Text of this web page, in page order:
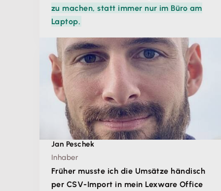
zu machen, statt immer nur im Büro am
Laptop.
Jan Peschek
Inhaber
Früher musste ich die Umsätze händisch
per CSV-Import in mein Lexware Office